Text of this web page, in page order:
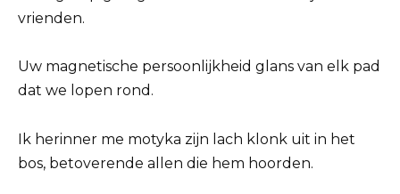
vrienden.
Uw magnetische persoonlijkheid glans van elk pad
dat we lopen rond.
Ik herinner me motyka zijn lach klonk uit in het
bos, betoverende allen die hem hoorden.